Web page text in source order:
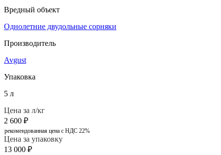
Вредный объект
Однолетние двудольные сорняки
Производитель
Avgust
Упаковка
5 л
Цена за л/кг
2 600 ₽
рекомендованная цена с НДС 22%
Цена за упаковку
13 000 ₽